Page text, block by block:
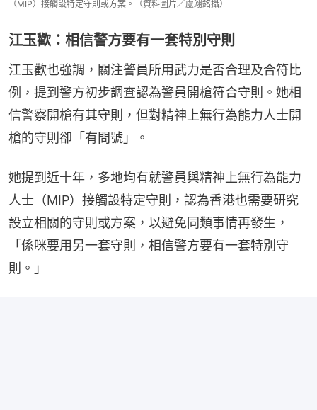
（MIP）接觸設特定守則或方案。（資料圖片／盧翊銘攝）
江玉歡：相信警方要有一套特別守則
江玉歡也強調，關注警員所用武力是否合理及合符比
例，提到警方初步調查認為警員開槍符合守則。她相
信警察開槍有其守則，但對精神上無行為能力人士開
槍的守則卻「有問號」。
她提到近十年，多地均有就警員與精神上無行為能力
人士（MIP）接觸設特定守則，認為香港也需要研究
設立相關的守則或方案，以避免同類事情再發生，
「係咪要用另一套守則，相信警方要有一套特別守
則。」